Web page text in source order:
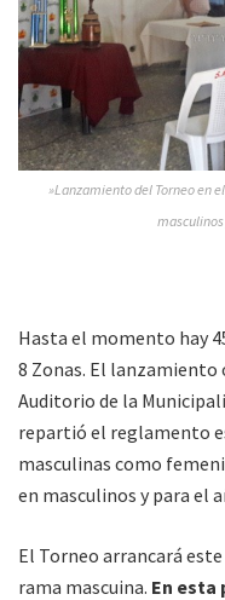
»Lanzamiento del Torneo en
masculinos
Hasta el momento hay
8 Zonas. El lanzamiento
Auditorio de la
repartió el reglamento
masculinas como
en masculinos y para el
El Torneo arrancará
rama mascuina. En esta